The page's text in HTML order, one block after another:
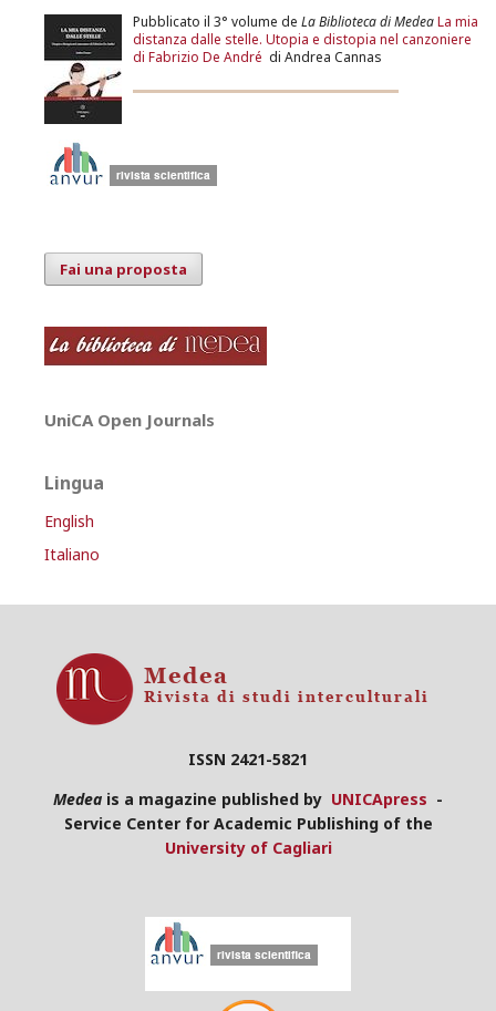
Pubblicato il 3° volume de La Biblioteca di MedeaLa mia
distanza dalle stelle. Utopia e distopia nel canzoniere
di Fabrizio De André di Andrea Cannas
Fai una proposta
UniCA Open Journals
Lingua
English
Italiano
ISSN 2421-5821
Medea is a magazine published by UNICApress -
Service Center for Academic Publishing of the
University of Cagliari